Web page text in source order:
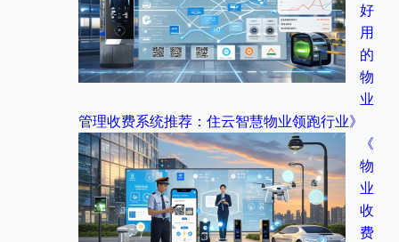
好
用
的
物
业
管理收费系统推荐：住云智慧物业领跑行业》
《
物
业
收
费